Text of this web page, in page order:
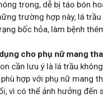
trong, dễ bị táo bón
trường hợp này, lá
bốc hỏa, làm bệnh
cho phụ nữ mang
cần lưu ý là lá trầu
hợp với phụ nữ mang
vì có thể ảnh hưởng đến